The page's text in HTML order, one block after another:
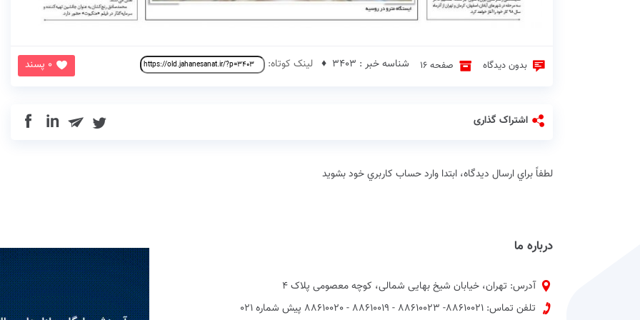
بدون دیدگاه صفحه 16 0 پسند شناسه خبر : 3403 ♦ لینک کوتاه:
اشتراک گذاری in
لطفاً براي ارسال دیدگاه، ابتدا وارد حساب كاربري خود بشويد
درباره ما
آدرس: تهران، خیابان شیخ بهایی شمالی، کوچه معصومی پلاک 4
تلفن تماس: 88610021- 88610023 - 88610019 - 88610020 پیش شماره 021